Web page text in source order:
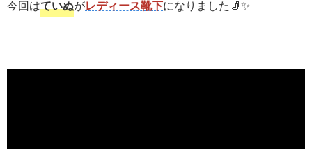
今回はていぬがレディース靴下になりました🧦✨